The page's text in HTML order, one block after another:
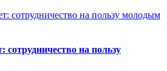
сотрудничество на пользу